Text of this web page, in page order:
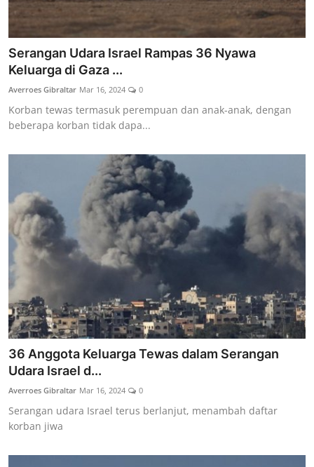
Serangan Udara Israel Rampas 36 Nyawa
Keluarga di Gaza ...
Averroes Gibraltar Mar 16, 2024 0
Korban tewas termasuk perempuan dan anak-anak, dengan
beberapa korban tidak dapa...
36 Anggota Keluarga Tewas dalam Serangan
Udara Israel d...
Averroes Gibraltar Mar 16, 2024 0
Serangan udara Israel terus berlanjut, menambah daftar
korban jiwa